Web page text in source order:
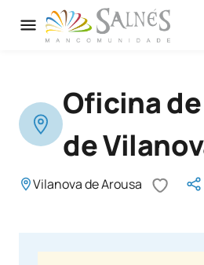
Oficina
de
Vilanova de Arousa